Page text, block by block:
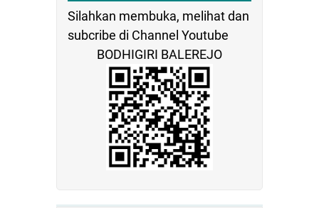
Silahkan membuka, melihat dan
subcribe di Channel Youtube
BODHIGIRI BALEREJO